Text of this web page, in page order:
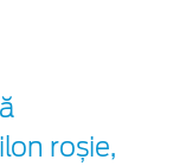
roșie,